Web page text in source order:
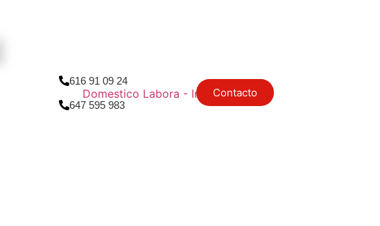
616 91 09 24
647 595 983
Contacto